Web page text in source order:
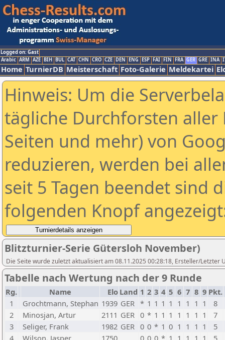
Logged on: Gast
Arabic ARM AZE BIH BUL CAT CHN CRO CZE DEN ENG ESP FAI FIN FRA GER GRE INA
Home TurnierDB Meisterschaft Foto-Galerie Meldekartei
Hinweis: Um die
tägliche Durchforsten aller
Seiten und mehr) von
reduzieren, werden bei
seit 5 Tagen beendet sind
folgenden Knopf
Blitzturnier-Serie Gütersloh November)
Die Seite wurde zuletzt aktualisiert am 08.11.2025 00:28:18, Ersteller/Letzter
Tabelle nach Wertung nach der 9 Runde
Rg. Name Elo Land 1 2 3 4 5 6 7 8 9 Pkt.
1
Grochtmann, Stephan 1939 GER * 1 1 1 1 1 1 1 1
8
2
Minosjan, Artur 2111 GER 0 * 1 1 1 1 1 1 1
7
3
Seliger, Frank 1982 GER 0 0 * 1 0 1 1 1 1
5
4
Wilson, Jasper 1750 0 0 0 * 1 1 1 1 1
5